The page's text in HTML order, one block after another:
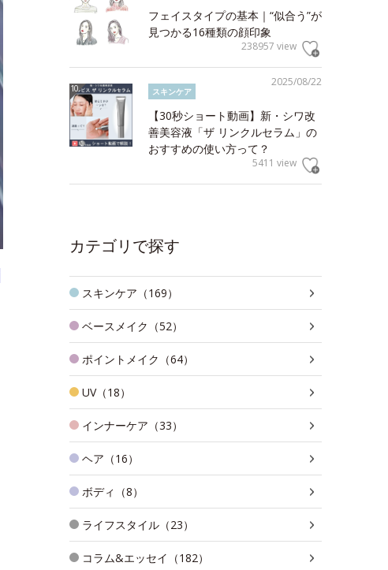
フェイスタイプの基本｜“似合う”が
見つかる16種類の顔印象
238957 view
2025/08/22
スキンケア
【30秒ショート動画】新・シワ改
善美容液「ザ リンクルセラム」の
おすすめの使い方って？
5411 view
カテゴリで探す
スキンケア（169）
ベースメイク（52）
ポイントメイク（64）
UV（18）
インナーケア（33）
ヘア（16）
ボディ（8）
ライフスタイル（23）
コラム&エッセイ（182）